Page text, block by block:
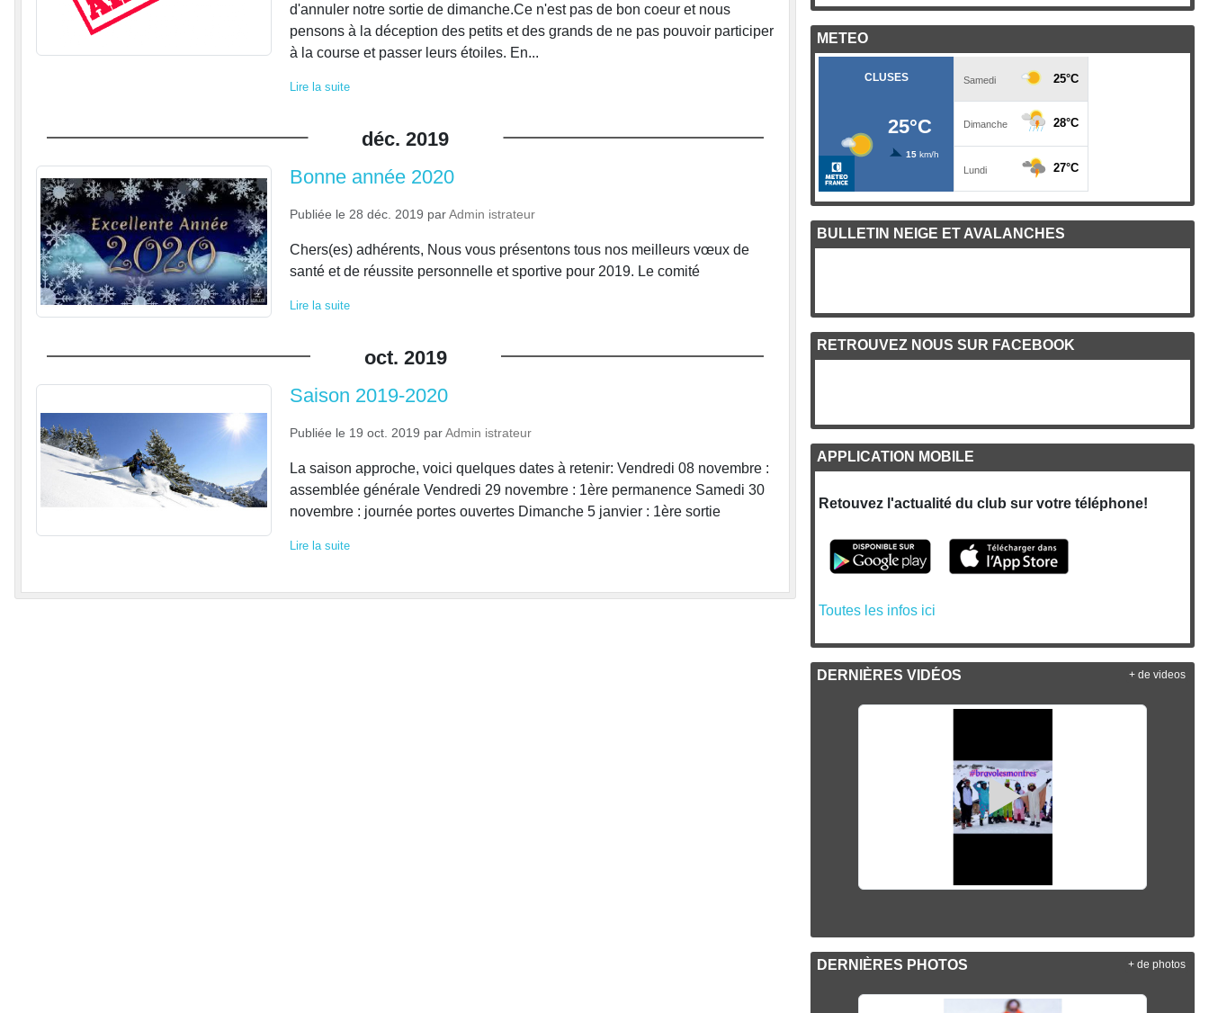
d'annuler notre sortie de dimanche.Ce n'est pas de bon coeur et nous
pensons à la déception des petits et des grands de ne pas pouvoir participer
à la course et passer leurs étoiles. En...
Lire la suite
déc. 2019
Bonne année 2020
Publiée le 28 déc. 2019 parAdmin istrateur
Chers(es) adhérents, Nous vous présentons tous nos meilleurs vœux de
santé et de réussite personnelle et sportive pour 2019. Le comité
Lire la suite
oct. 2019
Saison 2019-2020
Publiée le 19 oct. 2019 parAdmin istrateur
La saison approche, voici quelques dates à retenir: Vendredi 08 novembre :
assemblée générale Vendredi 29 novembre : 1ère permanence Samedi 30
novembre : journée portes ouvertes Dimanche 5 janvier : 1ère sortie
Lire la suite
METEO
BULLETIN NEIGE ET AVALANCHES
RETROUVEZ NOUS SUR FACEBOOK
APPLICATION MOBILE
Retouvez l'actualité du club sur votre téléphone!
Toutes les infos ici
DERNIÈRES VIDÉOS + de videos
DERNIÈRES PHOTOS + de photos